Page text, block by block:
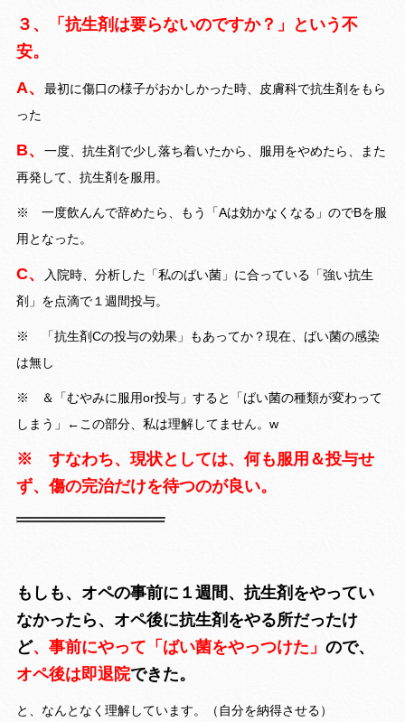
３、「抗生剤は要らないのですか？」という不
安。
A、
最初に傷口の様子がおかしかった時、皮膚科で抗生剤をもら
った
B、
一度、抗生剤で少し落ち着いたから、服用をやめたら、また
再発して、抗生剤を服用。
※ 一度飲んんで辞めたら、もう「Aは効かなくなる」のでBを服
用となった。
C、
入院時、分析した「私のばい菌」に合っている「強い抗生
剤」を点滴で１週間投与。
※ 「抗生剤Cの投与の効果」もあってか？現在、ばい菌の感染
は無し
※ ＆「むやみに服用or投与」すると「ばい菌の種類が変わって
しまう」←この部分、私は理解してません。w
※ すなわち、現状としては、何も服用＆投与せ
ず、傷の完治だけを待つのが良い。
もしも、オペの事前に１週間、抗生剤をやってい
なかったら、オペ後に抗生剤をやる所だったけ
ど、事前にやって「ばい菌をやっつけた」 ので、
オペ後は即退院できた。
と、なんとなく理解しています。（自分を納得させる）